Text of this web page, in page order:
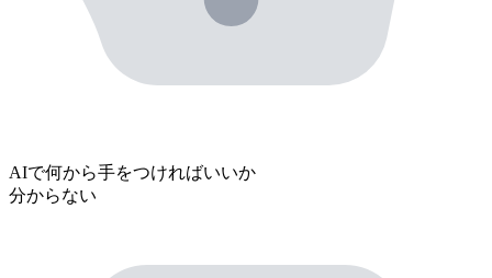
AIで何から手をつければいいか
分からない